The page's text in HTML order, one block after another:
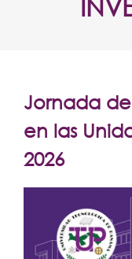
Jornada
en las
2026